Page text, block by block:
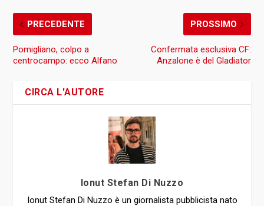
PRECEDENTE
Pomigliano, colpo a
centrocampo: ecco Alfano
PROSSIMO
Confermata esclusiva CF:
Anzalone è del Gladiator
CIRCA L'AUTORE
Ionut Stefan Di Nuzzo
Ionut Stefan Di Nuzzo è un giornalista pubblicista nato